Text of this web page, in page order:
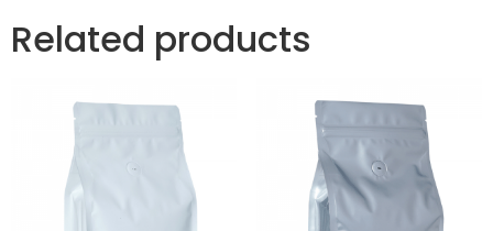
Related products